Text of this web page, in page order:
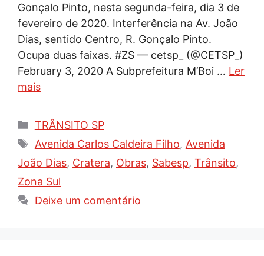
Gonçalo Pinto, nesta segunda-feira, dia 3 de
fevereiro de 2020. Interferência na Av. João
Dias, sentido Centro, R. Gonçalo Pinto.
Ocupa duas faixas. #ZS — cetsp_ (@CETSP_)
February 3, 2020 A Subprefeitura M’Boi … Ler
mais
Categorias
TRÂNSITO SP
Tags
Avenida Carlos Caldeira Filho, Avenida
João Dias, Cratera, Obras, Sabesp, Trânsito,
Zona Sul
Deixe um comentário